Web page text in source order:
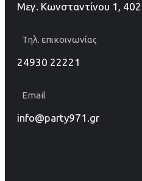
Μεγ. Κωνσταντίνου 1,
Τηλ. επικοινωνίας
24930 22221
Email
info@party971.gr